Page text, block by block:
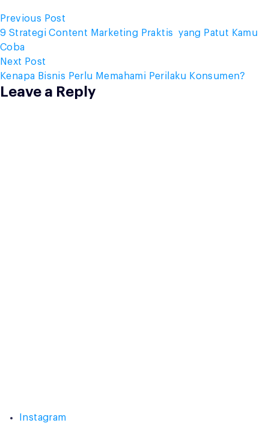
Post
navigation
Previous Post
post:
9 Strategi Content Marketing Praktis yang Patut Kamu
Coba
Next Post
post:
Kenapa Bisnis Perlu Memahami Perilaku Konsumen?
Leave a Reply
Instagram